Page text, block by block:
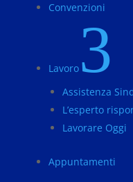
Convenzioni
Lavoro 3
Assistenza
L’esperto
Lavorare Oggi
Appuntamenti